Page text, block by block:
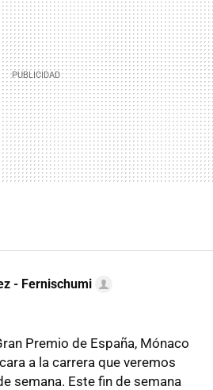
- Fernischumi
Premio de España, Mónaco
a la carrera que veremos
semana. Este fin de semana